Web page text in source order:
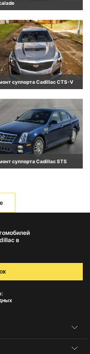
суппорта Cadillac CTS-V
суппорта Cadillac STS
в